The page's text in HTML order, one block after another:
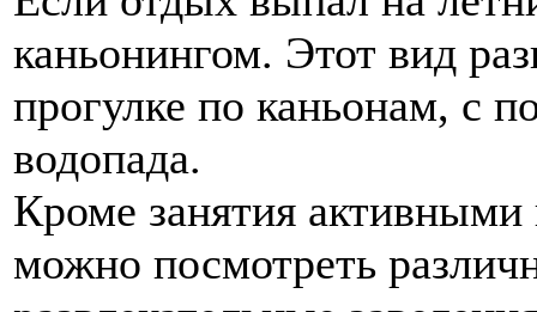
каньонингом. Этот вид
прогулке по каньонам, с
водопада.
Кроме занятия
можно посмотреть